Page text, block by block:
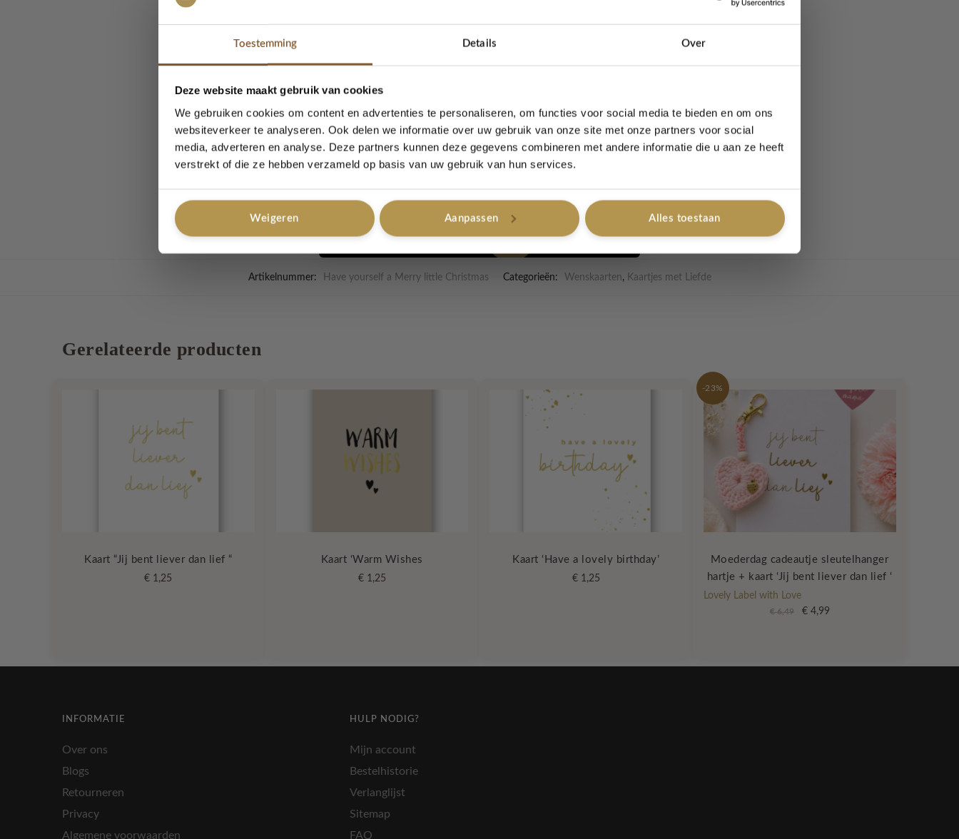
Toestemming Details Over
Deze website maakt gebruik van cookies
We gebruiken cookies om content en advertenties te personaliseren, om functies voor social media te bieden en om ons
websiteverkeer te analyseren. Ook delen we informatie over uw gebruik van onze site met onze partners voor social
media, adverteren en analyse. Deze partners kunnen deze gegevens combineren met andere informatie die u aan ze heeft
verstrekt of die ze hebben verzameld op basis van uw gebruik van hun services.
Weigeren Aanpassen Alles toestaan
Kaart- Have yourself a Merry little
Christmas
Aan de achterkant van de kaart kun je het adres en een persoonlijk boodschap schrijven.
Je kunt de kaartjes ook gebruiken als woonkaarten. Leuk aan een woonketting of met masking tape.
Het formaat van de kaart is 105x148mm gedrukt op 400grams papier.
Artikelnummer: Have yourself a Merry little Christmas Categorieën: Wenskaarten, Kaartjes met Liefde
Gerelateerde producten
Kaart “Jij bent liever dan lief “
€ 1,25
Kaart ‘Warm Wishes
€1,25
Kaart ‘Have a lovely birthday’
€1,25
-23%
Moederdag cadeautje sleutelhanger
hartje + kaart ‘Jij bent liever dan lief ‘
Lovely Label with Love
€6,49
Oorspronkelijke
€4,99Huidige
INFORMATIE
Over ons
Blogs
Retourneren
Privacy
Algemene voorwaarden
HULP NODIG?
Mijn account
Bestelhistorie
Verlanglijst
Sitemap
FAQ
Ja, graag!
Nee, bedankt